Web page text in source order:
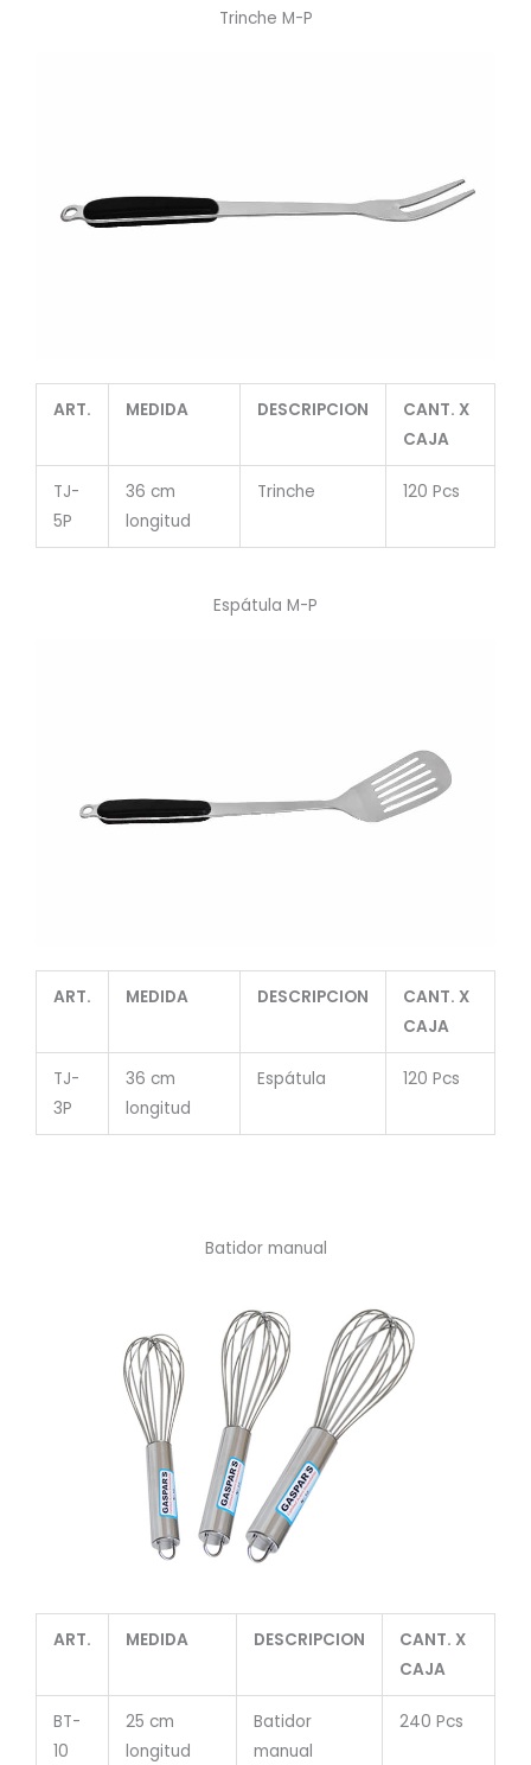
Trinche M-P
ART. MEDIDA DESCRIPCION
CANT. X
CAJA
TJ-
5P
36 cm
longitud
Trinche 120 Pcs
Espátula M-P
ART. MEDIDA DESCRIPCION
CANT. X
CAJA
TJ-
3P
36 cm
longitud
Espátula 120 Pcs
Batidor manual
ART. MEDIDA DESCRIPCION
CANT. X
CAJA
BT-
10
25 cm
longitud
Batidor
manual
240 Pcs